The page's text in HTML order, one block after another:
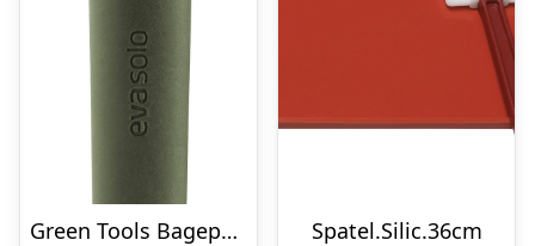
Green Tools Bagepensel
Spatel.Silic.36cm